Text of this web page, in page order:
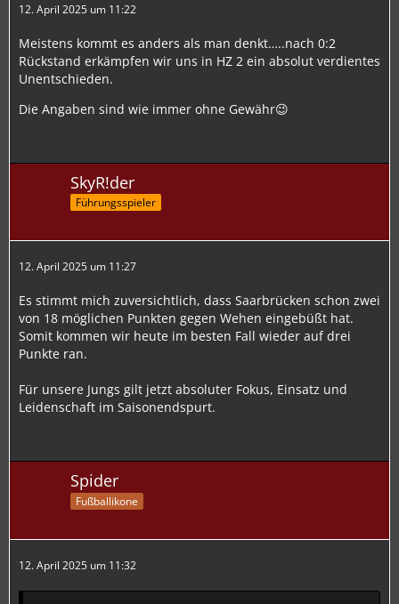
12. April 2025 um 11:22
Meistens kommt es anders als man denkt…..nach 0:2
Rückstand erkämpfen wir uns in HZ 2 ein absolut verdientes
Unentschieden.
Die Angaben sind wie immer ohne Gewähr😉
SkyR!der
Führungsspieler
12. April 2025 um 11:27
Es stimmt mich zuversichtlich, dass Saarbrücken schon zwei
von 18 möglichen Punkten gegen Wehen eingebüßt hat.
Somit kommen wir heute im besten Fall wieder auf drei
Punkte ran.
Für unsere Jungs gilt jetzt absoluter Fokus, Einsatz und
Leidenschaft im Saisonendspurt.
Spider
Fußballikone
12. April 2025 um 11:32